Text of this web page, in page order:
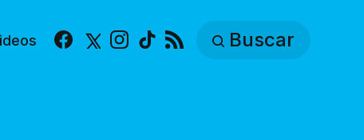
Facebook
X Instagram
TikTok Buscar